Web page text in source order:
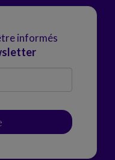
informés